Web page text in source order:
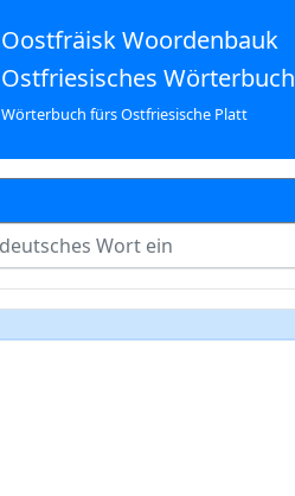
Oostfräisk Woordenbauk
Ostfriesisches Wörterbuch
Wörterbuch fürs Ostfriesische Platt